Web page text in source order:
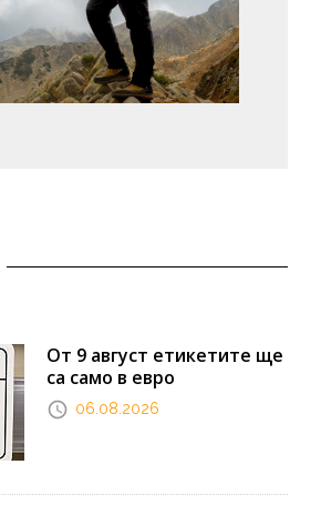
От 9 август етикетите ще
са само в евро
06.08.2026